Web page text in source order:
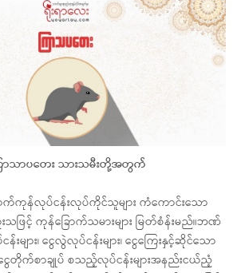
သာပတေး သားသမီးတို့အတွက်
က်ကုန်လုပ်ငန်းလုပ်ကိုင်သူများ ကံကောင်းသော
ြင့် ကုန်ခြောက်သမားများ မြတ်စံန်းမည်။ဘဏ်
းများ၊ ငွေလွဲလုပ်ငန်းများ၊ ငွေကြေးနှင့်ဆိုင်သော
၊ငွေတိုက်စာချုပ် စသည့်လုပ်ငန်းများအနည်းငယ်ညံ့